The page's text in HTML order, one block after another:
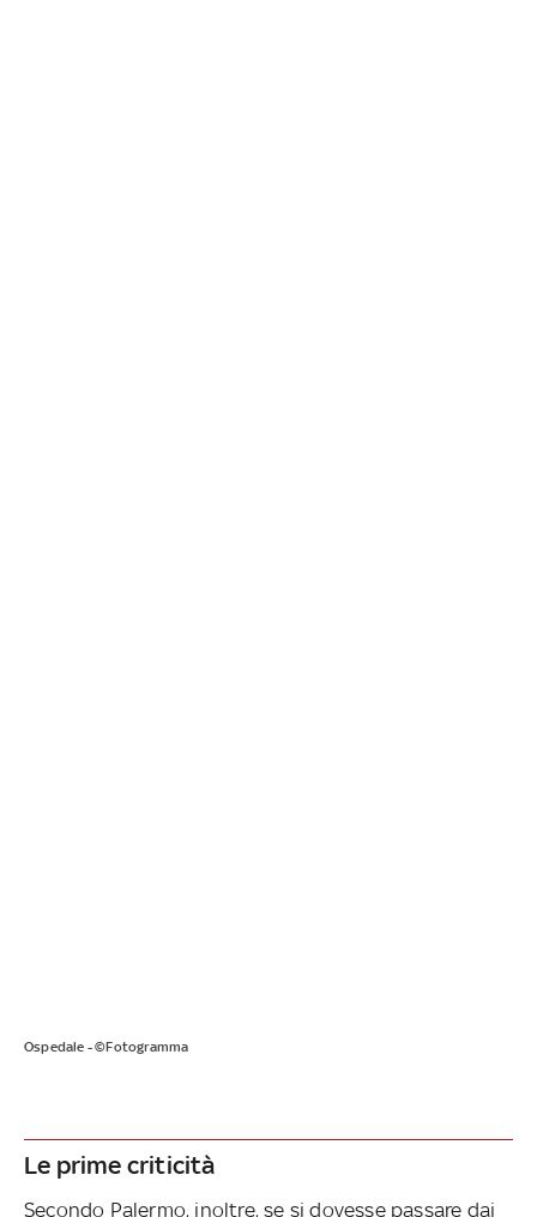
Ospedale - ©Fotogramma
Le prime criticità
Secondo Palermo, inoltre, se si dovesse passare dai